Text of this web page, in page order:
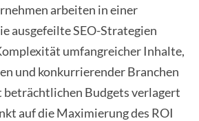
arbeiten in einer
ausgefeilte SEO-Strategien
umfangreicher Inhalte,
und konkurrierender Branchen
beträchtlichen Budgets verlagert
auf die Maximierung des ROI